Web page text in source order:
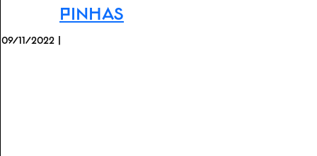
Pinhas
09/11/2022 |